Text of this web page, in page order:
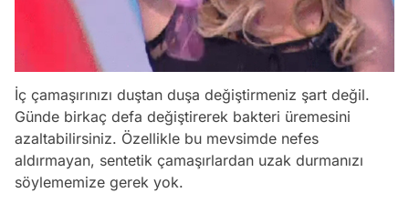
İç çamaşırınızı duştan duşa değiştirmeniz şart değil.
Günde birkaç defa değiştirerek bakteri üremesini
azaltabilirsiniz. Özellikle bu mevsimde nefes
aldırmayan, sentetik çamaşırlardan uzak durmanızı
söylememize gerek yok.